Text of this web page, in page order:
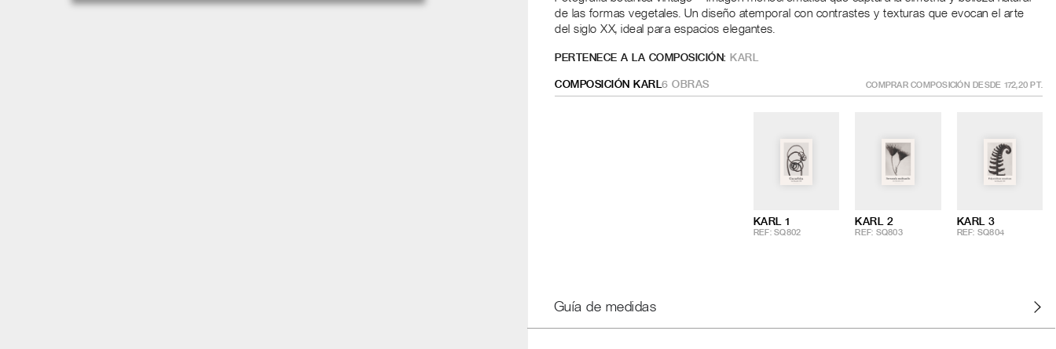
de las formas vegetales. Un diseño atemporal con contrastes y texturas que evocan el arte
del siglo XX, ideal para espacios elegantes.
PERTENECE A LA COMPOSICIÓN: KARL
COMPOSICIÓN KARL 6 OBRAS COMPRAR COMPOSICIÓN DESDE 172,20 PT.
KARL 1
REF: SQ802
KARL 2
REF: SQ803
KARL 3
REF: SQ804
Guía de medidas